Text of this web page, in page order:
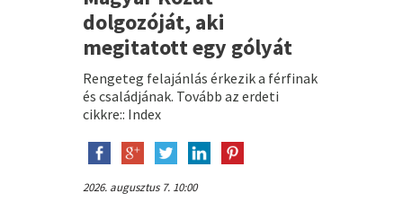
dolgozóját, aki
megitatott egy gólyát
Rengeteg felajánlás érkezik a férfinak
és családjának. Tovább az erdeti
cikkre:: Index
2026. augusztus 7. 10:00